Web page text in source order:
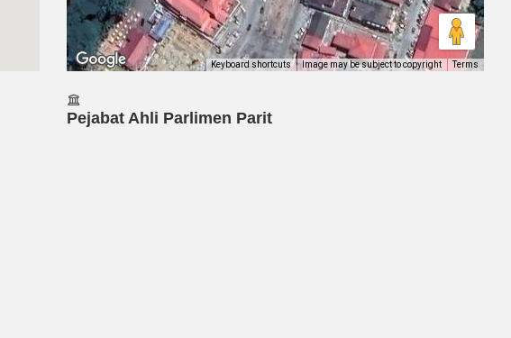
Keyboard shortcuts Image may be subject to copyright Terms
Pejabat Ahli Parlimen Parit